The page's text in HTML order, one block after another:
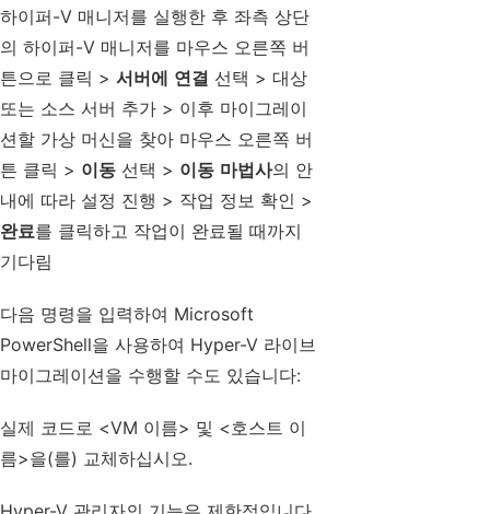
하이퍼-V 매니저를 실행한 후 좌측 상단
의 하이퍼-V 매니저를 마우스 오른쪽 버
튼으로 클릭 > 서버에 연결 선택 > 대상
또는 소스 서버 추가 > 이후 마이그레이
션할 가상 머신을 찾아 마우스 오른쪽 버
튼 클릭 > 이동 선택 > 이동 마법사의 안
내에 따라 설정 진행 > 작업 정보 확인 >
완료를 클릭하고 작업이 완료될 때까지
기다림
다음 명령을 입력하여 Microsoft
PowerShell을 사용하여 Hyper-V 라이브
마이그레이션을 수행할 수도 있습니다:
실제 코드로 <VM 이름> 및 <호스트 이
름>을(를) 교체하십시오.